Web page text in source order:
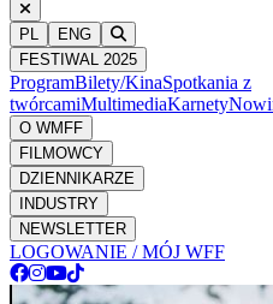
PL
ENG
FESTIWAL 2025
ProgramBilety/KinaSpotkania z
twórcamiMultimediaKarnety
O WMFF
FILMOWCY
DZIENNIKARZE
INDUSTRY
NEWSLETTER
LOGOWANIE / MÓJ WFF